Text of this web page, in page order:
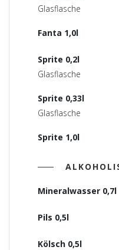
Glasflasche
Fanta 1,0l
Sprite 0,2l
Glasflasche
Sprite 0,33l
Glasflasche
Sprite 1,0l
Mineralwasser 0,7l
Pils 0,5l
Kölsch 0,5l